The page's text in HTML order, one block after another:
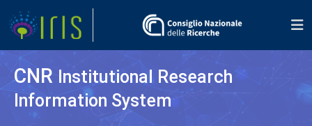
CNR Institutional Research
Information System